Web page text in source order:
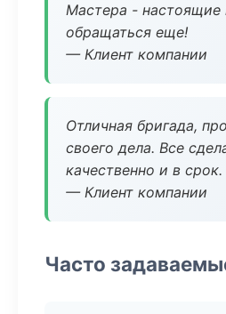
Мастера -
обращаться еще!
— Клиент компании
Отличная бригада,
своего дела. Все
качественно и в
— Клиент компании
Часто